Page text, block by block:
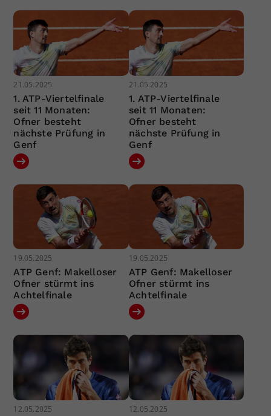
21.05.2025
1. ATP-Viertelfinale
seit 11 Monaten:
Ofner besteht
nächste Prüfung in
Genf
21.05.2025
1. ATP-Viertelfinale
seit 11 Monaten:
Ofner besteht
nächste Prüfung in
Genf
19.05.2025
ATP Genf: Makelloser
Ofner stürmt ins
Achtelfinale
19.05.2025
ATP Genf: Makelloser
Ofner stürmt ins
Achtelfinale
12.05.2025 12.05.2025